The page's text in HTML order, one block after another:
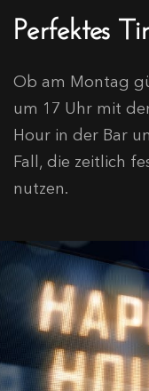
Perfektes
Ob am Montag
um 17 Uhr mit
Hour in der Bar
Fall, die zeitlich
nutzen.